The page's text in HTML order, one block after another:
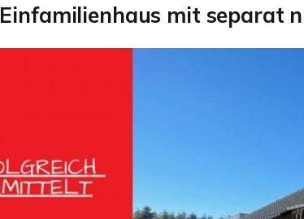
Einfamilienhaus mit separat